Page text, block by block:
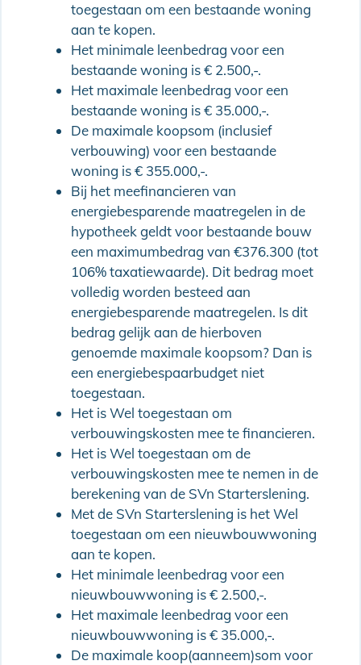
toegestaan om een bestaande woning
aan te kopen.
Het minimale leenbedrag voor een
bestaande woning is € 2.500,-.
Het maximale leenbedrag voor een
bestaande woning is € 35.000,-.
De maximale koopsom (inclusief
verbouwing) voor een bestaande
woning is € 355.000,-.
Bij het meefinancieren van
energiebesparende maatregelen in de
hypotheek geldt voor bestaande bouw
een maximumbedrag van €376.300 (tot
106% taxatiewaarde). Dit bedrag moet
volledig worden besteed aan
energiebesparende maatregelen. Is dit
bedrag gelijk aan de hierboven
genoemde maximale koopsom? Dan is
een energiebespaarbudget niet
toegestaan.
Het is Wel toegestaan om
verbouwingskosten mee te financieren.
Het is Wel toegestaan om de
verbouwingskosten mee te nemen in de
berekening van de SVn Starterslening.
Met de SVn Starterslening is het Wel
toegestaan om een nieuwbouwwoning
aan te kopen.
Het minimale leenbedrag voor een
nieuwbouwwoning is € 2.500,-.
Het maximale leenbedrag voor een
nieuwbouwwoning is € 35.000,-.
De maximale koop(aanneem)som voor